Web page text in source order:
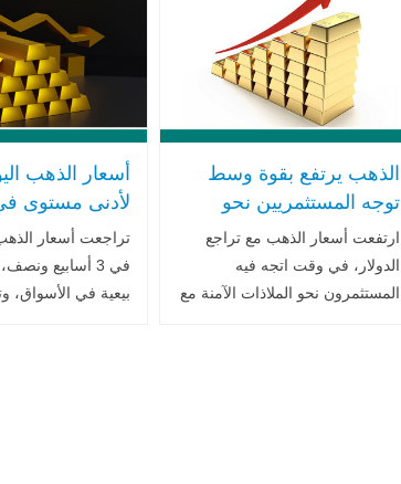
بعد صدور بيانات .. اقرأ المزيد
المتحدة
الذهب يرتفع بقوة وسط
توجه المستثمريين نحو
الملاذات الآمنة مع دخول
الرسوم الجمركية الجديدة
ارتفعت أسعار الذهب مع تراجع
الدولار، في وقت اتجه فيه
المستثمرون نحو الملاذات الآمنة مع
أسعار الذهب
ونصف في ظل
من ركود عالمي
تراجعت أسعار
في 3 أسابيع
بيعية في الأسواق،